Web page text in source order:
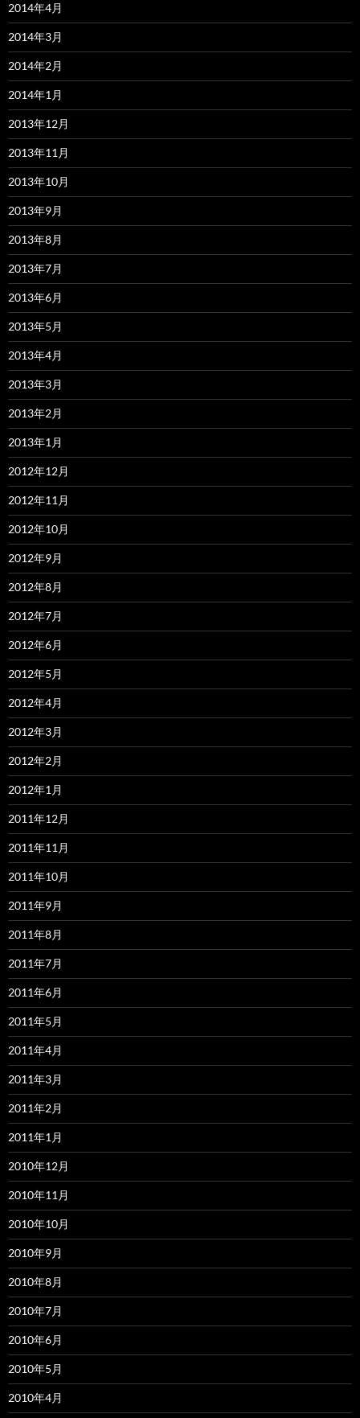
2014年4月
2014年3月
2014年2月
2014年1月
2013年12月
2013年11月
2013年10月
2013年9月
2013年8月
2013年7月
2013年6月
2013年5月
2013年4月
2013年3月
2013年2月
2013年1月
2012年12月
2012年11月
2012年10月
2012年9月
2012年8月
2012年7月
2012年6月
2012年5月
2012年4月
2012年3月
2012年2月
2012年1月
2011年12月
2011年11月
2011年10月
2011年9月
2011年8月
2011年7月
2011年6月
2011年5月
2011年4月
2011年3月
2011年2月
2011年1月
2010年12月
2010年11月
2010年10月
2010年9月
2010年8月
2010年7月
2010年6月
2010年5月
2010年4月